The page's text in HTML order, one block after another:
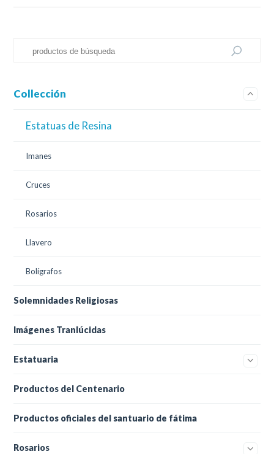
Collección
Estatuas de Resina
Imanes
Cruces
Rosarios
Llavero
Bolígrafos
Solemnidades Religiosas
Imágenes Tranlúcidas
Estatuaria
Productos del Centenario
Productos oficiales del santuario de fátima
Rosarios